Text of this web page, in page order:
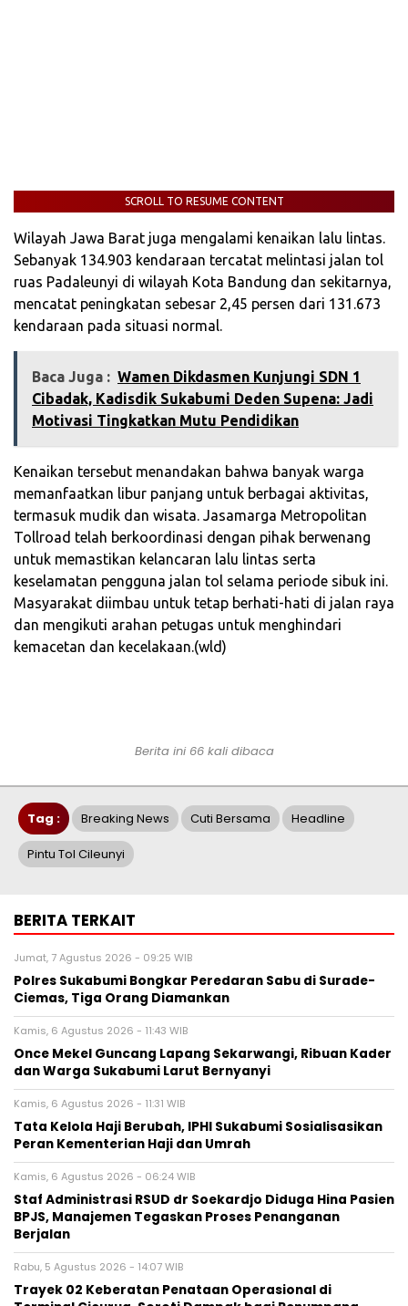
SCROLL TO RESUME CONTENT
Wilayah Jawa Barat juga mengalami kenaikan lalu lintas.
Sebanyak 134.903 kendaraan tercatat melintasi jalan tol
ruas Padaleunyi di wilayah Kota Bandung dan sekitarnya,
mencatat peningkatan sebesar 2,45 persen dari 131.673
kendaraan pada situasi normal.
Baca Juga : ‎Wamen Dikdasmen Kunjungi SDN 1
Cibadak, Kadisdik Sukabumi Deden Supena: Jadi
Motivasi Tingkatkan Mutu Pendidikan‎
Kenaikan tersebut menandakan bahwa banyak warga
memanfaatkan libur panjang untuk berbagai aktivitas,
termasuk mudik dan wisata. Jasamarga Metropolitan
Tollroad telah berkoordinasi dengan pihak berwenang
untuk memastikan kelancaran lalu lintas serta
keselamatan pengguna jalan tol selama periode sibuk ini.
Masyarakat diimbau untuk tetap berhati-hati di jalan raya
dan mengikuti arahan petugas untuk menghindari
kemacetan dan kecelakaan.(wld)
Berita ini 66 kali dibaca
Tag : Breaking News Cuti Bersama Headline
Pintu Tol Cileunyi
BERITA TERKAIT
Jumat, 7 Agustus 2026 - 09:25 WIB
Polres Sukabumi Bongkar Peredaran Sabu di Surade-
Ciemas, Tiga Orang Diamankan
Kamis, 6 Agustus 2026 - 11:43 WIB
Once Mekel Guncang Lapang Sekarwangi, Ribuan Kader
dan Warga Sukabumi Larut Bernyanyi
Kamis, 6 Agustus 2026 - 11:31 WIB
Tata Kelola Haji Berubah, IPHI Sukabumi Sosialisasikan
Peran Kementerian Haji dan Umrah
Kamis, 6 Agustus 2026 - 06:24 WIB
Staf Administrasi RSUD dr Soekardjo Diduga Hina Pasien
BPJS, Manajemen Tegaskan Proses Penanganan
Berjalan
Rabu, 5 Agustus 2026 - 14:07 WIB
‎Trayek 02 Keberatan Penataan Operasional di